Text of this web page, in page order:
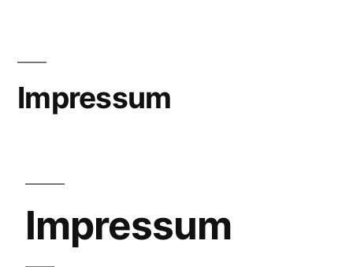
Impressum
Impressum